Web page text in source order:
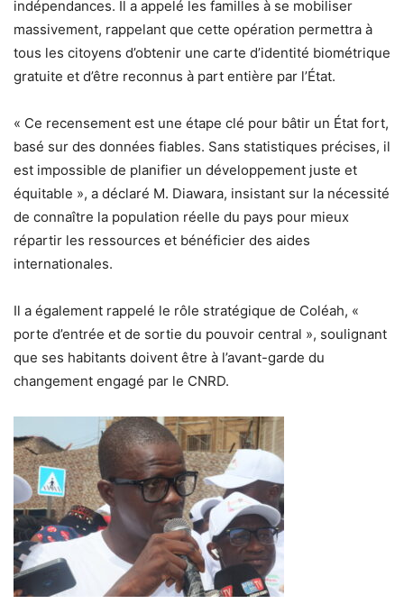
indépendances. Il a appelé les familles à se mobiliser
massivement, rappelant que cette opération permettra à
tous les citoyens d’obtenir une carte d’identité biométrique
gratuite et d’être reconnus à part entière par l’État.
« Ce recensement est une étape clé pour bâtir un État fort,
basé sur des données fiables. Sans statistiques précises, il
est impossible de planifier un développement juste et
équitable », a déclaré M. Diawara, insistant sur la nécessité
de connaître la population réelle du pays pour mieux
répartir les ressources et bénéficier des aides
internationales.
Il a également rappelé le rôle stratégique de Coléah, «
porte d’entrée et de sortie du pouvoir central », soulignant
que ses habitants doivent être à l’avant-garde du
changement engagé par le CNRD.